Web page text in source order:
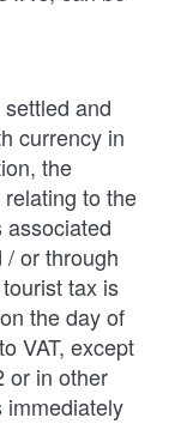
and
currency in
the
to the
associated
or through
tax is
the day of
VAT, except
or in other